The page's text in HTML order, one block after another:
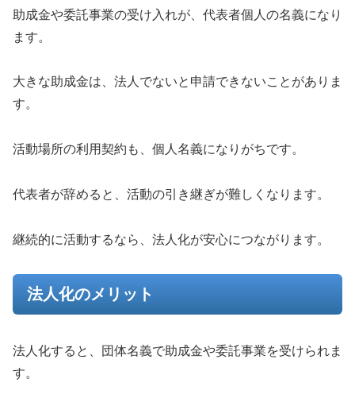
助成金や委託事業の受け入れが、代表者個人の名義になり
ます。
大きな助成金は、法人でないと申請できないことがありま
す。
活動場所の利用契約も、個人名義になりがちです。
代表者が辞めると、活動の引き継ぎが難しくなります。
継続的に活動するなら、法人化が安心につながります。
法人化のメリット
法人化すると、団体名義で助成金や委託事業を受けられま
す。